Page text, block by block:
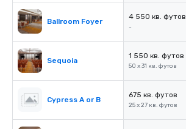
Ballroom Foyer
4 550 кв. футов
-
Sequoia
1 550 кв. футов
50 x 31 кв. футов
Cypress A or B
675 кв. футов
25 x 27 кв. футов